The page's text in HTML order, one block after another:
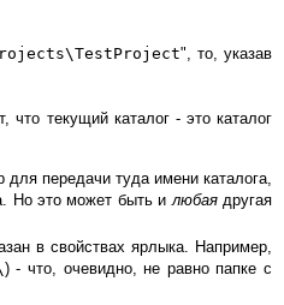
", то, указав
текущий каталог - это каталог
передачи туда имени каталога,
Но это может быть и любаядругая
в свойствах ярлыка. Например,
) - что, очевидно, не равно папке с